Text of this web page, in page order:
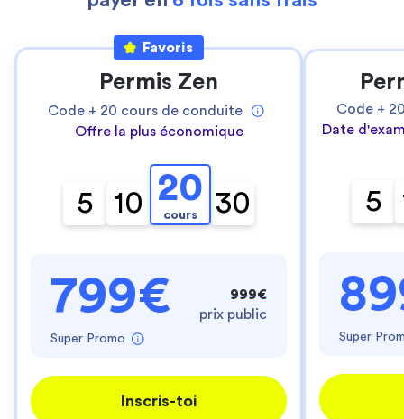
Favoris
Permis Zen
Code + 20 cours de conduite
Offre la plus économique
5 10 20
cours 30
799€
Super Promo
999€
prix public
Inscris-toi
Code +
Date
5
Super